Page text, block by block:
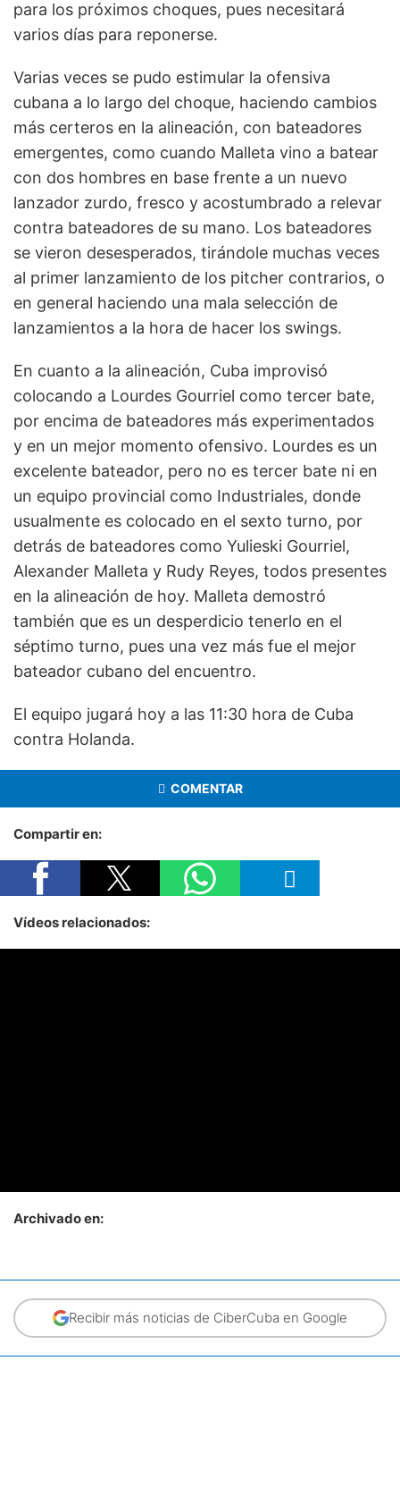
para los próximos choques, pues necesitará
varios días para reponerse.
Varias veces se pudo estimular la ofensiva
cubana a lo largo del choque, haciendo cambios
más certeros en la alineación, con bateadores
emergentes, como cuando Malleta vino a batear
con dos hombres en base frente a un nuevo
lanzador zurdo, fresco y acostumbrado a relevar
contra bateadores de su mano. Los bateadores
se vieron desesperados, tirándole muchas veces
al primer lanzamiento de los pitcher contrarios, o
en general haciendo una mala selección de
lanzamientos a la hora de hacer los swings.
En cuanto a la alineación, Cuba improvisó
colocando a Lourdes Gourriel como tercer bate,
por encima de bateadores más experimentados
y en un mejor momento ofensivo. Lourdes es un
excelente bateador, pero no es tercer bate ni en
un equipo provincial como Industriales, donde
usualmente es colocado en el sexto turno, por
detrás de bateadores como Yulieski Gourriel,
Alexander Malleta y Rudy Reyes, todos presentes
en la alineación de hoy. Malleta demostró
también que es un desperdicio tenerlo en el
séptimo turno, pues una vez más fue el mejor
bateador cubano del encuentro.
El equipo jugará hoy a las 11:30 hora de Cuba
contra Holanda.
COMENTAR
Compartir en:
Vídeos relacionados:
Archivado en:
Recibir más noticias de CiberCuba en Google